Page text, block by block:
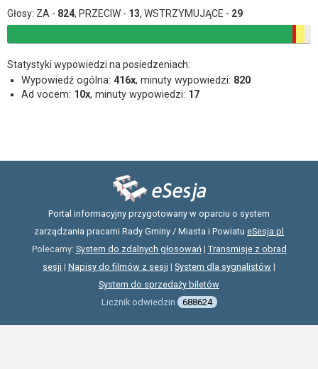
Głosy: ZA - 824, PRZECIW - 13, WSTRZYMUJĄCE - 29
Statystyki wypowiedzi na posiedzeniach:
Wypowiedź ogólna: 416x, minuty wypowiedzi: 820
Ad vocem: 10x, minuty wypowiedzi: 17
Portal informacyjny przygotowany w oparciu o system
zarządzania pracami Rady Gminy / Miasta i Powiatu eSesja.pl
Polecamy: System do zdalnych głosowań| Transmisje z obrad
sesji | Napisy do filmów z sesji | System dla sygnalistów |
System do sprzedaży biletów
Licznik odwiedzin
688624